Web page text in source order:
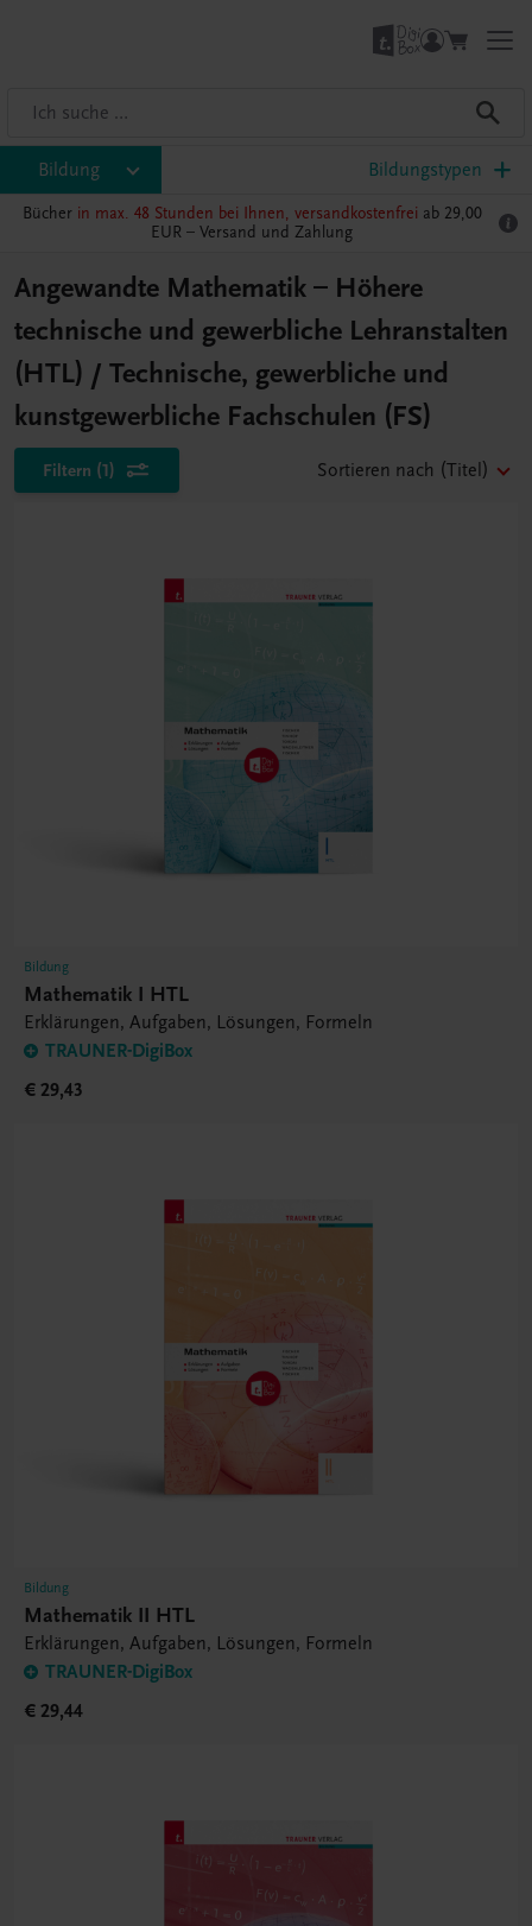
Bildung Bildungstypen
Bücher in max. 48 Stunden bei Ihnen, versandkostenfrei ab 29,00
EUR – Versand und Zahlung
Angewandte Mathematik – Höhere
technische und gewerbliche Lehranstalten
(HTL) / Technische, gewerbliche und
kunstgewerbliche Fachschulen (FS)
Filtern (1) Sortieren nach (Titel)
Bildung
Mathematik I HTL
Erklärungen, Aufgaben, Lösungen, Formeln
TRAUNER-DigiBox
€ 29,43
Bildung
Mathematik II HTL
Erklärungen, Aufgaben, Lösungen, Formeln
TRAUNER-DigiBox
€ 29,44